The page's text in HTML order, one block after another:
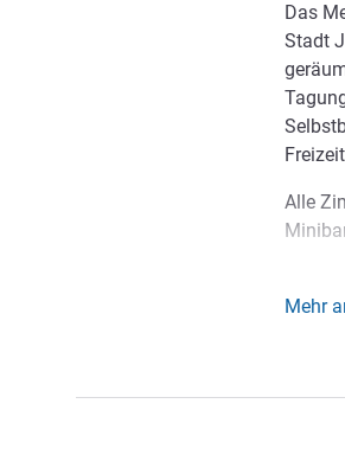
Das
Stadt
Alle
Mehr